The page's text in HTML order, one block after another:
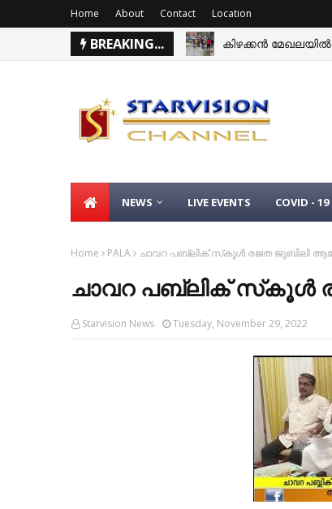
Home About Contact Location
BREAKING... കിഴക്കന്‍
NEWS LIVE EVENTS COVID -
Home PALA ചാവറ പബ്ലിക് സ്‌കൂള്‍ രജത ജൂബിലി
ചാവറ പബ്ലിക് സ്‌കൂള്‍
Starvision News Tuesday, November 29, 2022